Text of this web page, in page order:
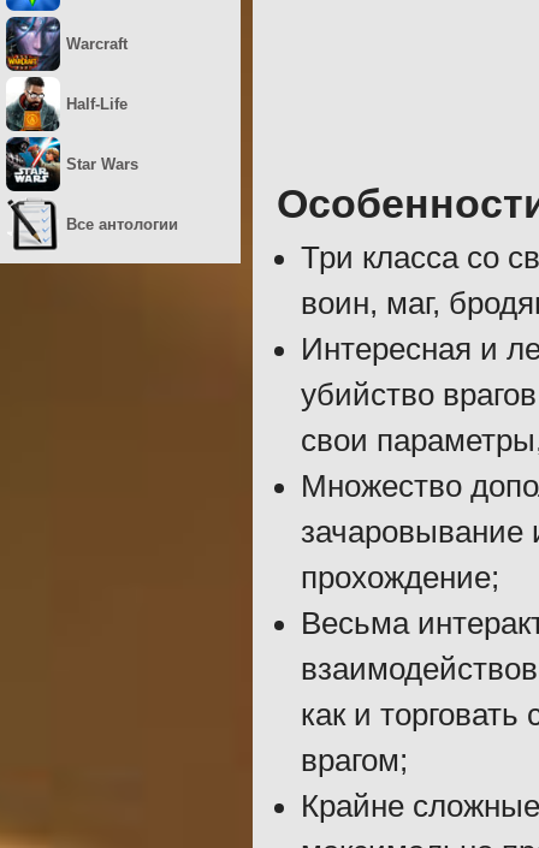
Три класса со
воин, маг,
Интересная и
убийство
свои
Множество
зачаровывание
прохождение;
Весьма
как и
врагом;
Крайне
Warcraft
Half-Life
Star Wars
Все антологии